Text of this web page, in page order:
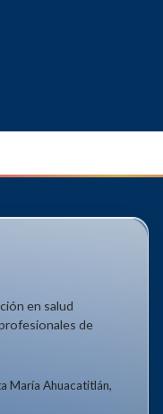
en salud
de
María Ahuacatitlán,